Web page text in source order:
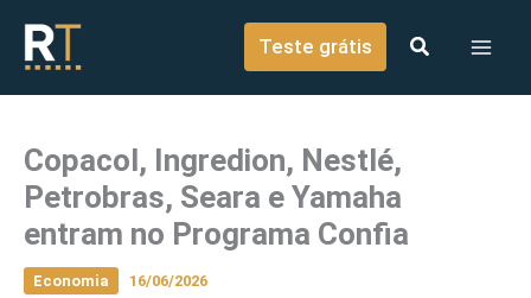
conteúdo
Teste grátis
Copacol, Ingredion, Nestlé,
Petrobras, Seara e Yamaha
entram no Programa Confia
Economia 16/06/2026